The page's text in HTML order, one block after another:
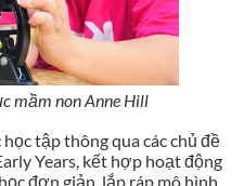
mầm non Anne Hill
tập thông qua các chủ đề
Years, kết hợp hoạt động
đơn giản, lắp ráp mô hình